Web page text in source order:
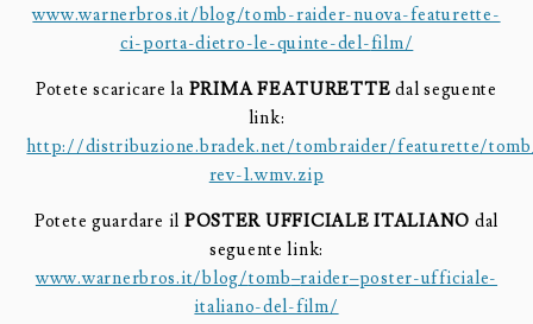
www.warnerbros.it/blog/tomb-raider-nuova-featurette-
ci-porta-dietro-le-quinte-del-film/
Potete scaricare la PRIMA FEATURETTE dal seguente
link:
http://distribuzione.bradek.net/tombraider/featurette/
rev-1.wmv.zip
Potete guardare il POSTER UFFICIALE ITALIANO dal
seguente link:
www.warnerbros.it/blog/tomb–raider–poster-ufficiale-
italiano-del-film/